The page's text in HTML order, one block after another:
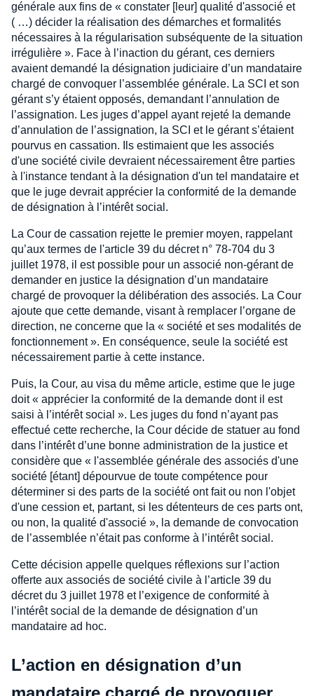
générale aux fins de « constater [leur] qualité d'associé et
( …) décider la réalisation des démarches et formalités
nécessaires à la régularisation subséquente de la situation
irrégulière ». Face à l’inaction du gérant, ces derniers
avaient demandé la désignation judiciaire d’un mandataire
chargé de convoquer l’assemblée générale. La SCI et son
gérant s’y étaient opposés, demandant l’annulation de
l’assignation. Les juges d’appel ayant rejeté la demande
d’annulation de l’assignation, la SCI et le gérant s’étaient
pourvus en cassation. Ils estimaient que les associés
d'une société civile devraient nécessairement être parties
à l'instance tendant à la désignation d'un tel mandataire et
que le juge devrait apprécier la conformité de la demande
de désignation à l’intérêt social.
La Cour de cassation rejette le premier moyen, rappelant
qu’aux termes de l'article 39 du décret n° 78-704 du 3
juillet 1978, il est possible pour un associé non-gérant de
demander en justice la désignation d’un mandataire
chargé de provoquer la délibération des associés. La Cour
ajoute que cette demande, visant à remplacer l’organe de
direction, ne concerne que la « société et ses modalités de
fonctionnement ». En conséquence, seule la société est
nécessairement partie à cette instance.
Puis, la Cour, au visa du même article, estime que le juge
doit « apprécier la conformité de la demande dont il est
saisi à l’intérêt social ». Les juges du fond n’ayant pas
effectué cette recherche, la Cour décide de statuer au fond
dans l’intérêt d’une bonne administration de la justice et
considère que « l'assemblée générale des associés d'une
société [étant] dépourvue de toute compétence pour
déterminer si des parts de la société ont fait ou non l'objet
d'une cession et, partant, si les détenteurs de ces parts ont,
ou non, la qualité d'associé », la demande de convocation
de l’assemblée n’était pas conforme à l’intérêt social.
Cette décision appelle quelques réflexions sur l’action
offerte aux associés de société civile à l’article 39 du
décret du 3 juillet 1978 et l’exigence de conformité à
l’intérêt social de la demande de désignation d’un
mandataire ad hoc.
L’action en désignation d’un